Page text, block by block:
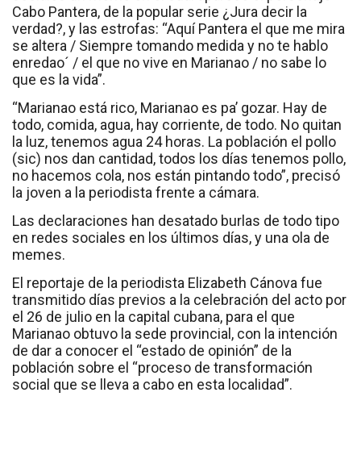
Cabo Pantera, de la popular serie ¿Jura decir la
verdad?, y las estrofas: “Aquí Pantera el que me mira
se altera / Siempre tomando medida y no te hablo
enredao´ / el que no vive en Marianao / no sabe lo
que es la vida”.
“Marianao está rico, Marianao es pa’ gozar. Hay de
todo, comida, agua, hay corriente, de todo. No quitan
la luz, tenemos agua 24 horas. La población el pollo
(sic) nos dan cantidad, todos los días tenemos pollo,
no hacemos cola, nos están pintando todo”, precisó
la joven a la periodista frente a cámara.
Las declaraciones han desatado burlas de todo tipo
en redes sociales en los últimos días, y una ola de
memes.
El reportaje de la periodista Elizabeth Cánova fue
transmitido días previos a la celebración del acto por
el 26 de julio en la capital cubana, para el que
Marianao obtuvo la sede provincial, con la intención
de dar a conocer el “estado de opinión” de la
población sobre el “proceso de transformación
social que se lleva a cabo en esta localidad”.